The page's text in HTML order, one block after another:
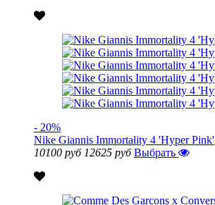
- 20%
Nike Giannis Immortality 4 'Hyper Pink'
10100 руб 12625 руб Выбрать